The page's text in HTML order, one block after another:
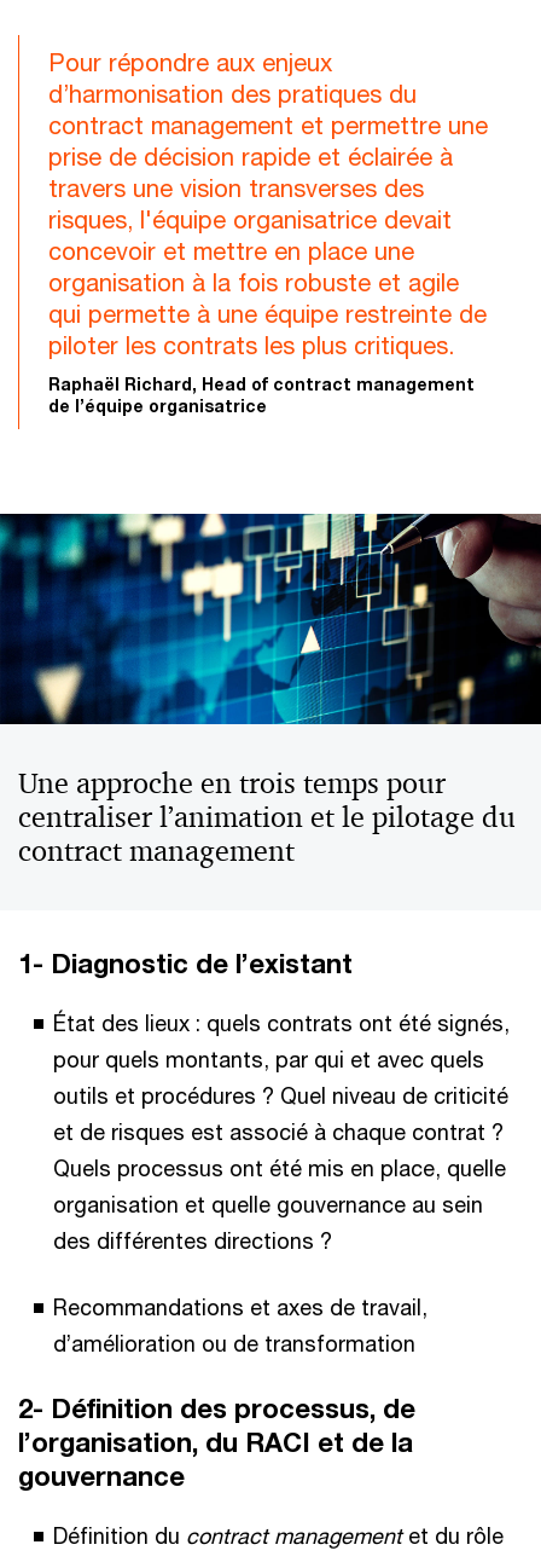
Pour répondre aux enjeux
d’harmonisation des pratiques du
contract management et permettre une
prise de décision rapide et éclairée à
travers une vision transverses des
risques, l'équipe organisatrice devait
concevoir et mettre en place une
organisation à la fois robuste et agile
qui permette à une équipe restreinte de
piloter les contrats les plus critiques.
Raphaël Richard, Head of contract management
de l’équipe organisatrice
Une approche en trois temps pour
centraliser l’animation et le pilotage du
contract management
1- Diagnostic de l’existant
État des lieux : quels contrats ont été signés,
pour quels montants, par qui et avec quels
outils et procédures ? Quel niveau de criticité
et de risques est associé à chaque contrat ?
Quels processus ont été mis en place, quelle
organisation et quelle gouvernance au sein
des différentes directions ?
Recommandations et axes de travail,
d’amélioration ou de transformation
2- Définition des processus, de
l’organisation, du RACI et de la
gouvernance
Définition du contract managementet du rôle